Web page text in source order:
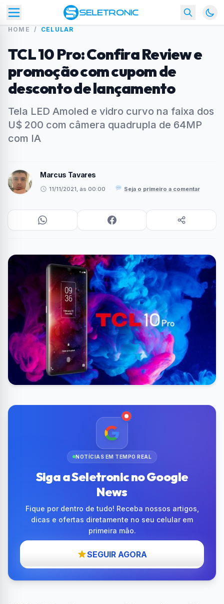
HOME / CELULAR
TCL 10 Pro: Confira Review e
promoção com cupom de
desconto de lançamento
Tela LED Amoled e vidro curvo na faixa dos
U$ 200 com câmera quadrupla de 64MP
com IA
Marcus Tavares
11/11/2021, às 00:00 · Seja o primeiro a comentar
NOTÍCIAS EM TEMPO REAL
Siga a Seletronic no Google
News
Fique por dentro de tudo! Receba nossos artigos,
dicas e ofertas diretamente no seu celular em
primeira mão.
SEGUIR AGORA